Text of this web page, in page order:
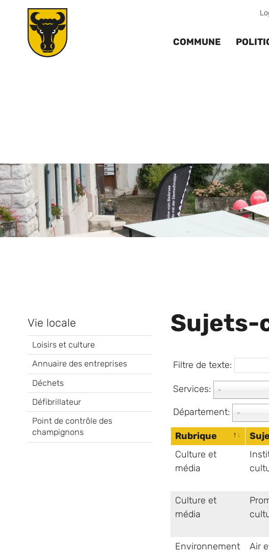
COMMUNE
Vie locale
Loisirs et culture
Annuaire des entreprises
Déchets
Défibrillateur
Point de contrôle des
champignons
Sujets-
Filtre de texte:
Services: -
Département: -
Rubrique
Culture et
média
Culture et
média
Environnement
Air